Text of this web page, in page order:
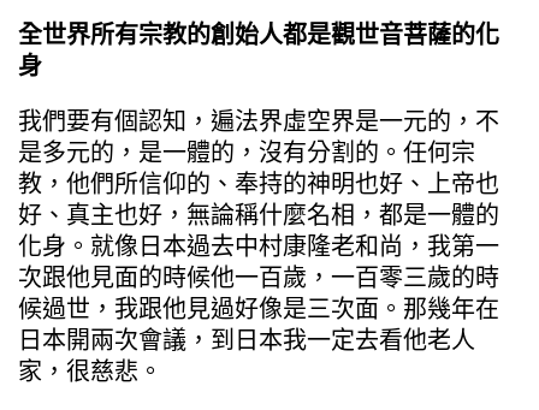
全世界所有宗教的創始人都是觀世音菩薩的化
身
我們要有個認知，遍法界虛空界是一元的，不
是多元的，是一體的，沒有分割的。任何宗
教，他們所信仰的、奉持的神明也好、上帝也
好、真主也好，無論稱什麼名相，都是一體的
化身。就像日本過去中村康隆老和尚，我第一
次跟他見面的時候他一百歲，一百零三歲的時
候過世，我跟他見過好像是三次面。那幾年在
日本開兩次會議，到日本我一定去看他老人
家，很慈悲。